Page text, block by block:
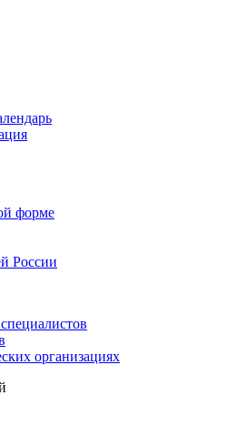
форме
России
организациях